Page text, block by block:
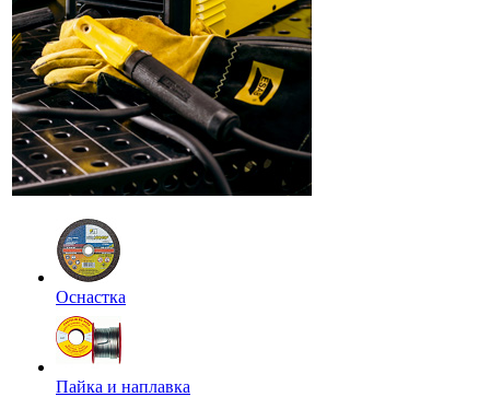
Оснастка
Пайка и наплавка